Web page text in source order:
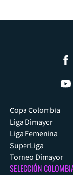
Copa Colombia
Liga Dimayor
Liga Femenina
SuperLiga
Torneo Dimayor
SELECCIÓN